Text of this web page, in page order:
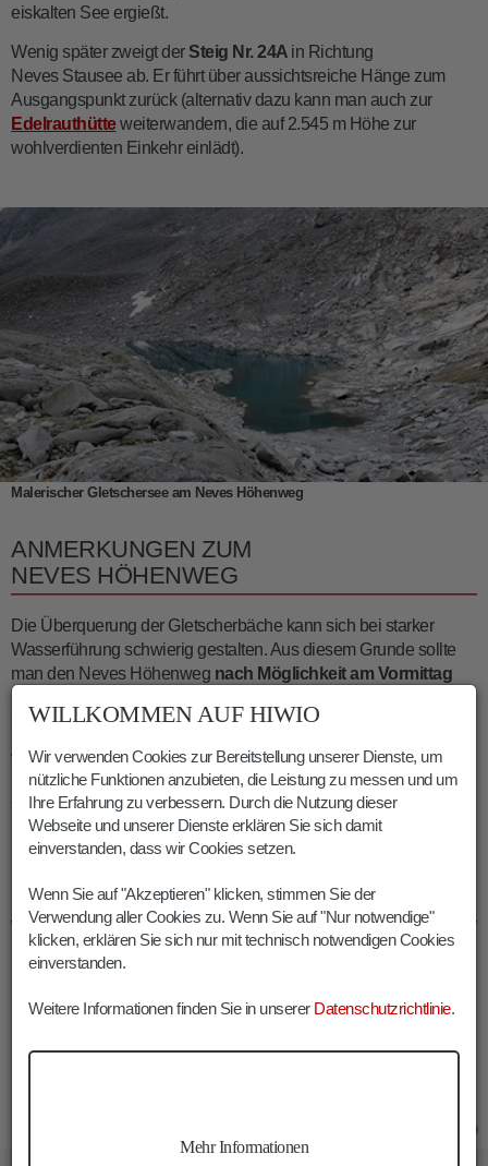
eiskalten See ergießt.
Wenig später zweigt derSteig Nr. 24A in Richtung
Neves Stausee ab. Er führt über aussichtsreiche Hänge zum
Ausgangspunkt zurück (alternativ dazu kann man auch zur
Edelrauthütteweiterwandern, die auf 2.545 m Höhe zur
wohlverdienten Einkehr einlädt).
Malerischer Gletschersee am Neves Höhenweg
ANMERKUNGEN ZUM
NEVES HÖHENWEG
Die Überquerung der Gletscherbäche kann sich bei starker
Wasserführung schwierig gestalten. Aus diesem Grunde sollte
man den Neves Höhenweg nach Möglichkeit am Vormittag
Gange ist.
Wer genau hinsieht, entdeckt unterwegs vielleicht einige
Minerale. Auf dem Gebiet der Zillertaler Alpen und der Hohen
Tauern wurden übrigens mehr als200 verschiedene
Mineralienartennachgewiesen.
INFOS NEVES HÖHENWEG
Dauer:
05:30 h
Länge:
12.7 km
Höhenmeter:
850 m
WILLKOMMEN AUF HIWIO
Wir verwenden Cookies zur Bereitstellung unserer Dienste, um
nützliche Funktionen anzubieten, die Leistung zu messen und um
Ihre Erfahrung zu verbessern. Durch die Nutzung dieser
Webseite und unserer Dienste erklären Sie sich damit
einverstanden, dass wir Cookies setzen.
Wenn Sie auf "Akzeptieren" klicken, stimmen Sie der
Verwendung aller Cookies zu. Wenn Sie auf "Nur notwendige"
klicken, erklären Sie sich nur mit technisch notwendigen Cookies
einverstanden.
Weitere Informationen finden Sie in unserer Datenschutzrichtlinie.
Mehr Informationen